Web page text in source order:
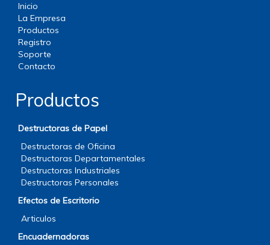
Inicio
La Empresa
Productos
Registro
Soporte
Contacto
Productos
Destructoras de Papel
Destructoras de Oficina
Destructoras Departamentales
Destructoras Industriales
Destructoras Personales
Efectos de Escritorio
Articulos
Encuadernadoras